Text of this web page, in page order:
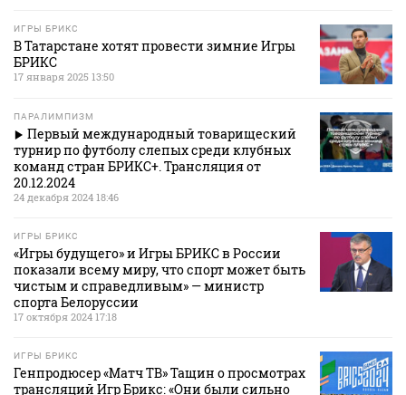
ИГРЫ БРИКС
В Татарстане хотят провести зимние Игры
БРИКС
17 января 2025 13:50
ПАРАЛИМПИЗМ
Первый международный товарищеский
турнир по футболу слепых среди клубных
команд стран БРИКС+. Трансляция от
20.12.2024
24 декабря 2024 18:46
ИГРЫ БРИКС
«Игры будущего» и Игры БРИКС в России
показали всему миру, что спорт может быть
чистым и справедливым» — министр
спорта Белоруссии
17 октября 2024 17:18
ИГРЫ БРИКС
Генпродюсер «Матч ТВ» Тащин о просмотрах
трансляций Игр Брикс: «Они были сильно